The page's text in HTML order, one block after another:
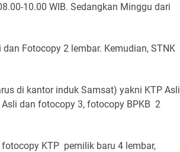
10.00 WIB. Sedangkan Minggu dari
Fotocopy 2 lembar. Kemudian, STNK
di kantor induk Samsat) yakni KTP Asli
dan fotocopy 3, fotocopy BPKB 2
KTP pemilik baru 4 lembar,